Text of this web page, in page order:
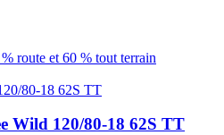
route et 60 % tout terrain
Wild 120/80-18 62S TT